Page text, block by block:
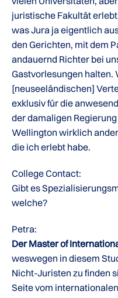
juristische Fakultät
was Jura ja eigentlich
den Gerichten, mit dem
andauernd Richter bei
Gastvorlesungen halten.
[neuseeländischen]
exklusiv für die
der damaligen
Wellington wirklich
die ich erlebt habe.
College Contact:
Gibt es
welche?
Petra:
Der Master of
weswegen in diesem
Nicht-Juristen zu finden
Seite vom